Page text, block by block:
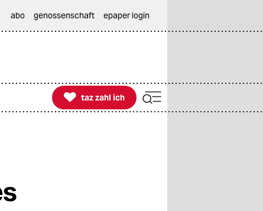
abo genossenschaft epaper login

taz zahl ich
taz zahl ich